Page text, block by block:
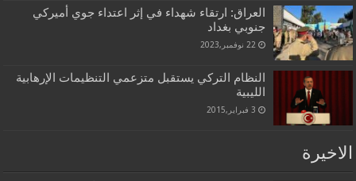
العراق: ارتقاء شهداء في إثر اعتداء جوي أميركي
جنوبي بغداد
22 نوفمبر,2023
النظام التركي يستقبل متزعمي التنظيمات الإرهابية
الليبية
3 فبراير,2015
الاخيرة